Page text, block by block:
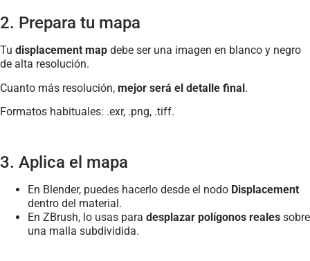
2. Prepara tu mapa
Tu displacement map debe ser una imagen en blanco y negro
de alta resolución.
Cuanto más resolución, mejor será el detalle final.
Formatos habituales: .exr, .png, .tiff.
3. Aplica el mapa
En Blender, puedes hacerlo desde el nodo Displacement
dentro del material.
En ZBrush, lo usas para desplazar polígonos reales sobre
una malla subdividida.